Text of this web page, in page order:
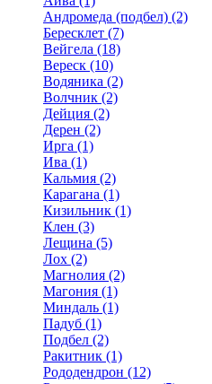
Андромеда (подбел) (2)
Бересклет (7)
Вейгела (18)
Вереск (10)
Водяника (2)
Волчник (2)
Дейция (2)
Дерен (2)
Ирга (1)
Ива (1)
Кальмия (2)
Карагана (1)
Кизильник (1)
Клен (3)
Лещина (5)
Лох (2)
Магнолия (2)
Магония (1)
Миндаль (1)
Падуб (1)
Подбел (2)
Ракитник (1)
Рододендрон (12)